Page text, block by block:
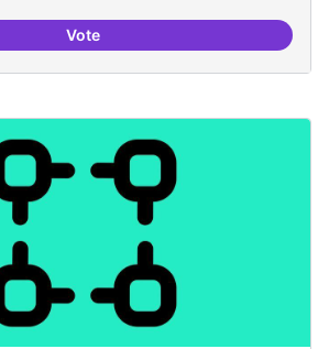
VoteConnectar repositori de